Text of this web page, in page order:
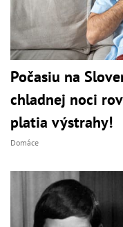
Počasiu na
chladnej noci
platia výstrahy!
Domáce